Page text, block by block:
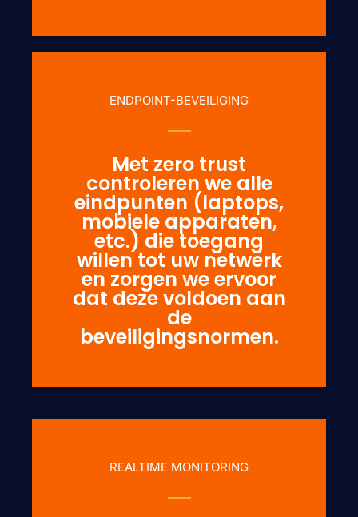
ENDPOINT-BEVEILIGING
Met zero trust
controleren we alle
eindpunten (laptops,
mobiele apparaten,
etc.) die toegang
willen tot uw netwerk
en zorgen we ervoor
dat deze voldoen aan
de
beveiligingsnormen.
REALTIME MONITORING